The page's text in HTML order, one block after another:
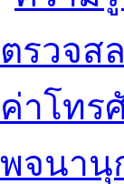
ตรวจส
ค่าโทร
พจนานุ